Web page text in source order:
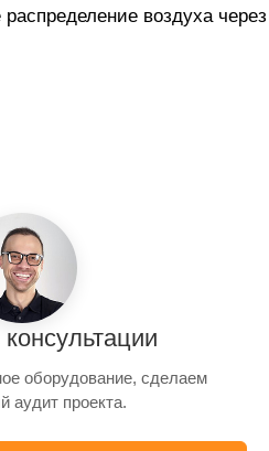
воздуха через
оборудование, сделаем
аудит проекта.